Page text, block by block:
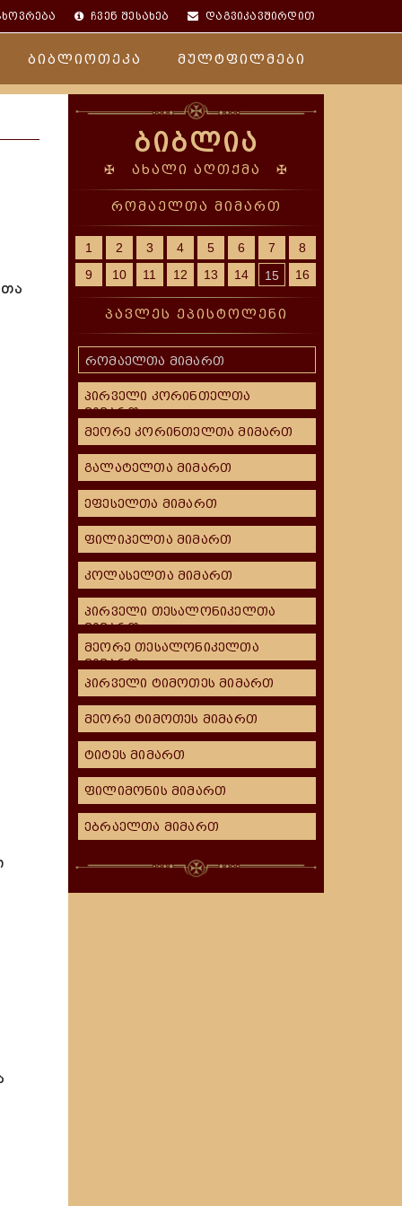
ჩვენ შესახებ დაგვიკავშირდით
ბიბლიოთეკა მულტფილმები
ბიბლია
✠ ახალი აღთქმა ✠
რომაელთა მიმართ
1 2 3 4 5 6 7
8
9
10 11 12 13 14 15 16
პავლეს ეპისტოლენი
რომაელთა მიმართ
პირველი კორინთელთა
მიმართ
მეორე კორინთელთა მიმართ
გალატელთა მიმართ
ეფესელთა მიმართ
ფილიპელთა მიმართ
კოლასელთა მიმართ
პირველი თესალონიკელთა
მიმართ
მეორე თესალონიკელთა
მიმართ
პირველი ტიმოთეს მიმართ
მეორე ტიმოთეს მიმართ
ტიტეს მიმართ
ფილიმონის მიმართ
ებრაელთა მიმართ